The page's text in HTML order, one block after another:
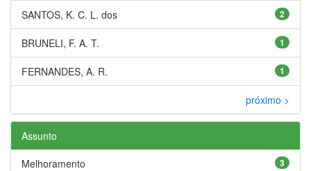
2
SANTOS, K. C. L. dos
1
BRUNELI, F. A. T.
1
FERNANDES, A. R.
próximo >
Assunto
3
Melhoramento